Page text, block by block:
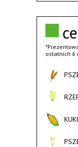
ostatnich 6